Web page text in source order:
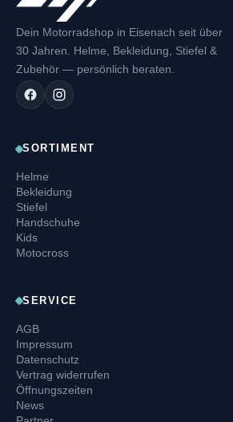
Dein Motorradshop in Eisenach seit über
30 Jahren. Helme, Bekleidung, Stiefel &
Zubehör — persönlich beraten.
SORTIMENT
Helme
Bekleidung
Stiefel
Handschuhe
Kids
Motocross
SERVICE
AGB
Impressum
Datenschutz
Vertrag widerrufen
Öffnungszeiten
News